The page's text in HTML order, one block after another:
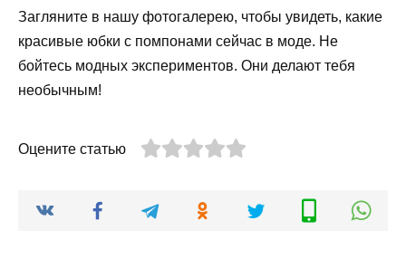
Загляните в нашу фотогалерею, чтобы увидеть, какие
красивые юбки с помпонами сейчас в моде. Не
бойтесь модных экспериментов. Они делают тебя
необычным!
Оцените статью